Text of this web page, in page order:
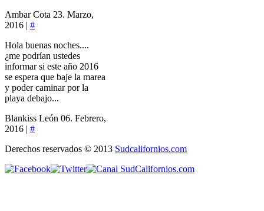
Ambar Cota 23. Marzo,
2016 | #
Hola buenas noches....
¿me podrían ustedes
informar si este año 2016
se espera que baje la marea
y poder caminar por la
playa debajo...
Blankiss León 06. Febrero,
2016 | #
Derechos reservados © 2013 Sudcalifornios.com